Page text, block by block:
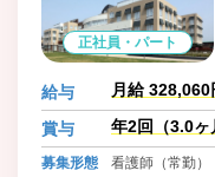
正社員・パート
給与 月給
賞与 年2回（3.0ヶ
募集形態
看護師（常勤）